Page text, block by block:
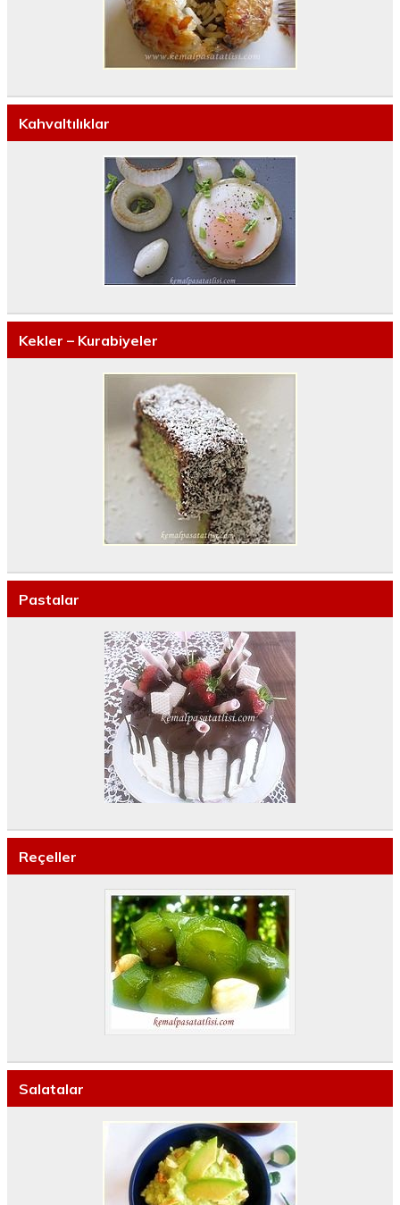
Kahvaltılıklar
Kekler – Kurabiyeler
Pastalar
Reçeller
Salatalar